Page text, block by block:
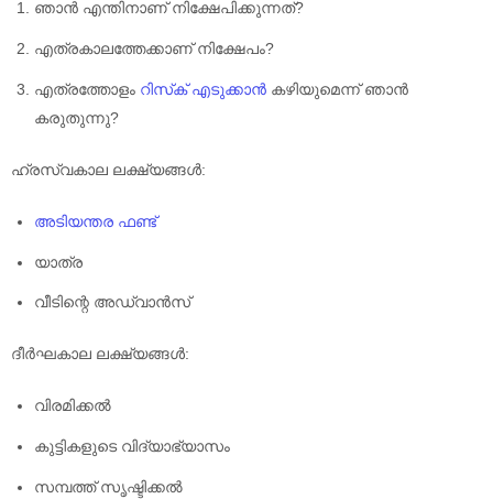
ഞാൻ എന്തിനാണ് നിക്ഷേപിക്കുന്നത്?
എത്രകാലത്തേക്കാണ് നിക്ഷേപം?
എത്രത്തോളം റിസ്‌ക് എടുക്കാൻ കഴിയുമെന്ന് ഞാൻ
കരുതുന്നു?
ഹ്രസ്വകാല ലക്ഷ്യങ്ങൾ:
അടിയന്തര ഫണ്ട്
യാത്ര
വീടിന്റെ അഡ്വാൻസ്
ദീർഘകാല ലക്ഷ്യങ്ങൾ:
വിരമിക്കൽ
കുട്ടികളുടെ വിദ്യാഭ്യാസം
സമ്പത്ത് സൃഷ്ടിക്കൽ